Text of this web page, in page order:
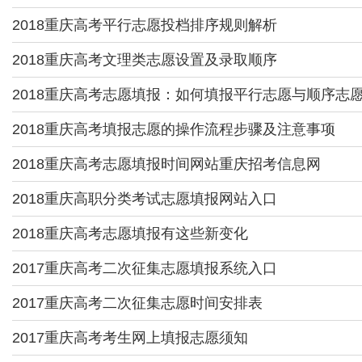
2018重庆高考平行志愿投档排序规则解析
2018重庆高考文理类志愿设置及录取顺序
2018重庆高考志愿填报：如何填报平行志愿与顺序志
2018重庆高考填报志愿的操作流程步骤及注意事项
2018重庆高考志愿填报时间网站重庆招考信息网
2018重庆高职分类考试志愿填报网站入口
2018重庆高考志愿填报有这些新变化
2017重庆高考二次征集志愿填报系统入口
2017重庆高考二次征集志愿时间安排表
2017重庆高考考生网上填报志愿须知